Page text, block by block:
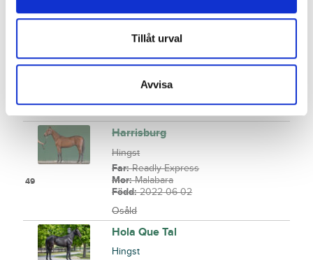
Tillåt urval
Avvisa
48
Maharajah
Mor:Regina Deo
Född:2022-03-25
Slutpris:
49
Harrisburg
Hingst
Far:Readly Express
Mor:Malabara
Född:2022-06-02
Osåld
Hola Que Tal
Hingst